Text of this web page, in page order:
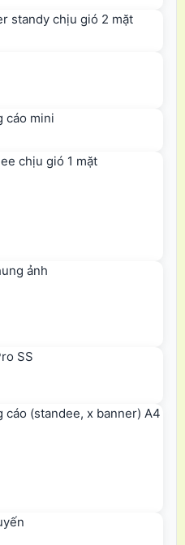
standy chịu gió 2 mặt
cáo mini
chịu gió 1 mặt
ảnh
SS
cáo (standee, x banner) A4